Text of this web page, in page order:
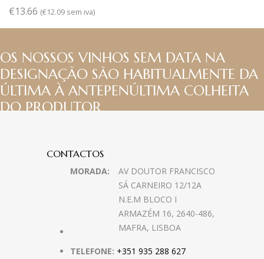
€13.66 (€12.09 sem iva)
OS NOSSOS VINHOS SEM DATA NA
DESIGNAÇÃO SÃO HABITUALMENTE DA
ÚLTIMA À ANTEPENÚLTIMA COLHEITA
DO PRODUTOR
CONTACTOS
MORADA:
AV DOUTOR FRANCISCO
SÁ CARNEIRO 12/12A
N.E.M BLOCO I
ARMAZÉM 16, 2640-486,
MAFRA, LISBOA
TELEFONE: +351 935 288 627